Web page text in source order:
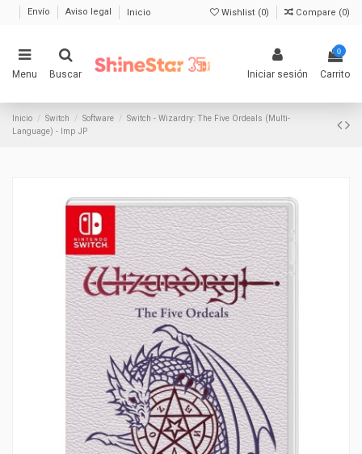
Envío Aviso legal Inicio Wishlist (0) Compare (0)
Menu Buscar Iniciar sesión
0
Carrito
Inicio Switch Software
Switch - Wizardry: The Five Ordeals (Multi-
Language) - Imp JP